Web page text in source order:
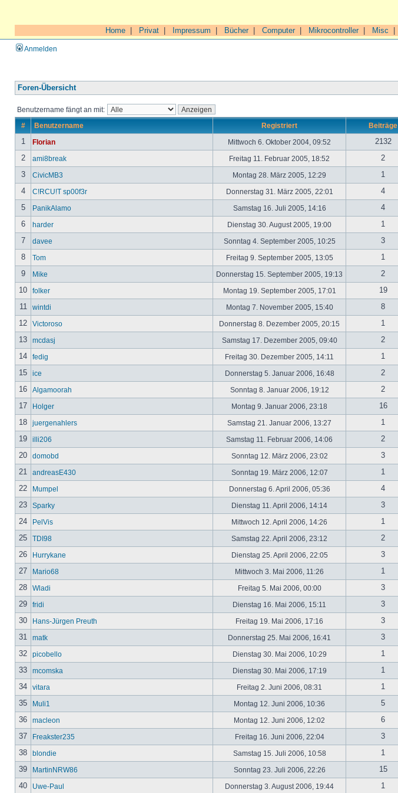
Home Privat Impressum Bücher| Computer| Mikrocontroller| Misc
Anmelden
Foren-Übersicht
Benutzername fängt an mit:
# Benutzername Registriert Beiträge
1 Florian Mittwoch 6. Oktober 2004, 09:52 2132
2
ami8break Freitag 11. Februar 2005, 18:52
2
3
CivicMB3 Montag 28. März 2005, 12:29
1
4
C!RCU!T sp00f3r Donnerstag 31. März 2005, 22:01
4
5
PanikAlamo Samstag 16. Juli 2005, 14:16
4
6
harder Dienstag 30. August 2005, 19:00
1
7
davee Sonntag 4. September 2005, 10:25
3
8
Tom Freitag 9. September 2005, 13:05
1
9
Mike Donnerstag 15. September 2005, 19:13
2
10
folker Montag 19. September 2005, 17:01
19
11
wintdi Montag 7. November 2005, 15:40
8
12
Victoroso Donnerstag 8. Dezember 2005, 20:15
1
13
mcdasj Samstag 17. Dezember 2005, 09:40
2
14
fedig Freitag 30. Dezember 2005, 14:11
1
15
ice Donnerstag 5. Januar 2006, 16:48
2
16
Algamoorah Sonntag 8. Januar 2006, 19:12
2
17
Holger Montag 9. Januar 2006, 23:18
16
18
juergenahlers Samstag 21. Januar 2006, 13:27
1
19
illi206 Samstag 11. Februar 2006, 14:06
2
20
domobd Sonntag 12. März 2006, 23:02
3
21
andreasE430 Sonntag 19. März 2006, 12:07
1
22
Mumpel Donnerstag 6. April 2006, 05:36
4
23
Sparky Dienstag 11. April 2006, 14:14
3
24
PelVis Mittwoch 12. April 2006, 14:26
1
25
TDI98 Samstag 22. April 2006, 23:12
2
26
Hurrykane Dienstag 25. April 2006, 22:05
3
27
Mario68 Mittwoch 3. Mai 2006, 11:26
1
28
Wladi Freitag 5. Mai 2006, 00:00
3
29
fridi Dienstag 16. Mai 2006, 15:11
3
30
Hans-Jürgen Preuth Freitag 19. Mai 2006, 17:16
3
31
matk Donnerstag 25. Mai 2006, 16:41
3
32
picobello Dienstag 30. Mai 2006, 10:29
1
33
mcomska Dienstag 30. Mai 2006, 17:19
1
34
vitara Freitag 2. Juni 2006, 08:31
1
35
Muli1 Montag 12. Juni 2006, 10:36
5
36
macleon Montag 12. Juni 2006, 12:02
6
37
Freakster235 Freitag 16. Juni 2006, 22:04
3
38
blondie Samstag 15. Juli 2006, 10:58
1
39
MartinNRW86 Sonntag 23. Juli 2006, 22:26
15
40
Uwe-Paul Donnerstag 3. August 2006, 19:44 1